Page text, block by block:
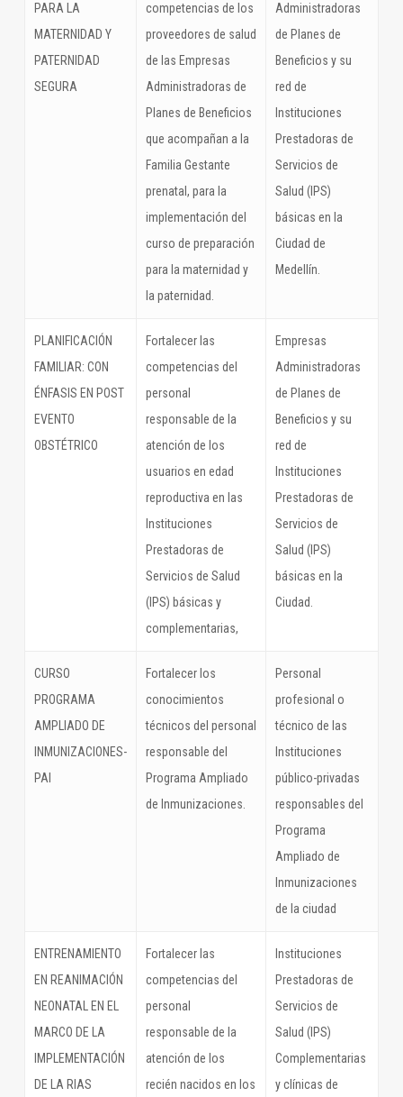
PARA LA
MATERNIDAD Y
PATERNIDAD
SEGURA
competencias de los
proveedores de salud
de las Empresas
Administradoras de
Planes de Beneficios
que acompañan a la
Familia Gestante
prenatal, para la
implementación del
curso de preparación
para la maternidad y
la paternidad.
Administradoras
de Planes de
Beneficios y su
red de
Instituciones
Prestadoras de
Servicios de
Salud (IPS)
básicas en la
Ciudad de
Medellín.
PLANIFICACIÓN
FAMILIAR: CON
ÉNFASIS EN POST
EVENTO
OBSTÉTRICO
Fortalecer las
competencias del
personal
responsable de la
atención de los
usuarios en edad
reproductiva en las
Instituciones
Prestadoras de
Servicios de Salud
(IPS) básicas y
complementarias,
Empresas
Administradoras
de Planes de
Beneficios y su
red de
Instituciones
Prestadoras de
Servicios de
Salud (IPS)
básicas en la
Ciudad.
CURSO
PROGRAMA
AMPLIADO DE
INMUNIZACIONES-
PAI
Fortalecer los
conocimientos
técnicos del personal
responsable del
Programa Ampliado
de Inmunizaciones.
Personal
profesional o
técnico de las
Instituciones
público-privadas
responsables del
Programa
Ampliado de
Inmunizaciones
de la ciudad
ENTRENAMIENTO
EN REANIMACIÓN
NEONATAL EN EL
MARCO DE LA
IMPLEMENTACIÓN
DE LA RIAS
Fortalecer las
competencias del
personal
responsable de la
atención de los
recién nacidos en los
Instituciones
Prestadoras de
Servicios de
Salud (IPS)
Complementarias
y clínicas de